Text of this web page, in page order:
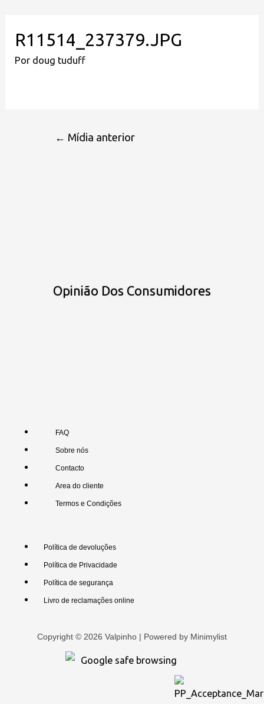
R11514_237379.JPG
Por doug tuduff
← Mídia anterior
Opinião Dos Consumidores
FAQ
Sobre nós
Contacto
Area do cliente
Termos e Condições
Política de devoluções
Política de Privacidade
Política de segurança
Livro de reclamações online
Copyright © 2026 Valpinho | Powered by Minimylist